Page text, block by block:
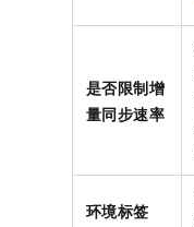
是否限制增
量同步速率
环境标签